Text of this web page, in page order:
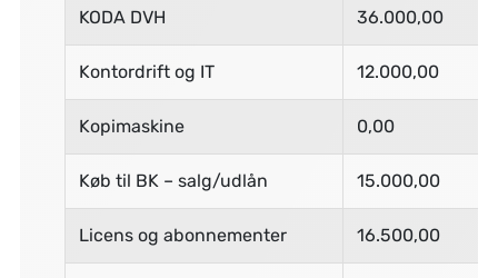
KODA DVH 36.000,00
Kontordrift og IT 12.000,00
Kopimaskine 0,00
Køb til BK – salg/udlån 15.000,00
Licens og abonnementer 16.500,00